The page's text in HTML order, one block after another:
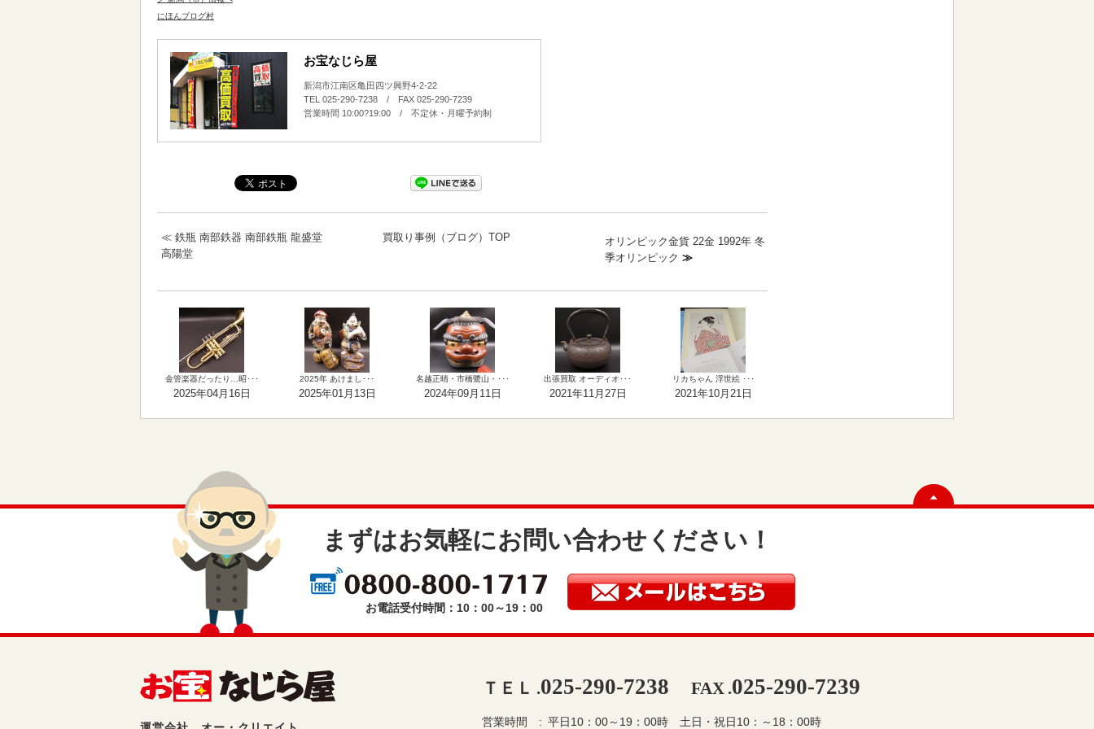
にほんブログ村
お宝なじら屋
新潟市江南区亀田四ツ興野4-2-22
TEL 025-290-7238 / FAX 025-290-7239
営業時間 10:00?19:00 / 不定休・月曜予約制
≪ 鉄瓶 南部鉄器 南部鉄瓶 龍盛堂
高陽堂
買取り事例（ブログ）TOP
オリンピック金貨 22金 1992年 冬
季オリンピック ≫
金管楽器だったり…昭･･･
2025年04月16日
2025年 あけまし･･･
2025年01月13日
名越正晴・市橋鷺山・･･･
2024年09月11日
出張買取 オーディオ･･･
2021年11月27日
リカちゃん 浮世絵 ･･･
2021年10月21日
まずはお気軽にお問い合わせください！
お電話受付時間：10：00～19：00
ＴＥＬ .025-290-7238 FAX .025-290-7239
営業時間 平日10：00～19：00時 土日・祝日10：～18：00時